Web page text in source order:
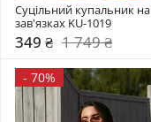
Суцільний купальник на
зав'язках KU-1019
349 ₴ 1 749 ₴
- 70%